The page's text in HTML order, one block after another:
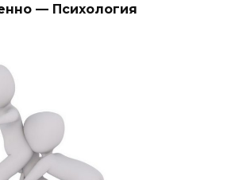
— Психология